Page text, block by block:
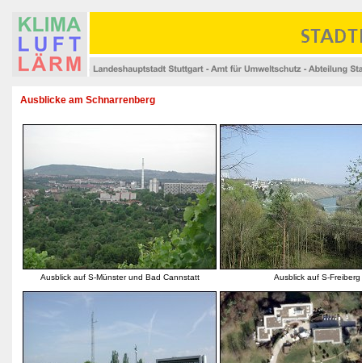
Ausblicke am Schnarrenberg
Ausblick auf S-Münster und Bad Cannstatt Ausblick auf S-Freiberg